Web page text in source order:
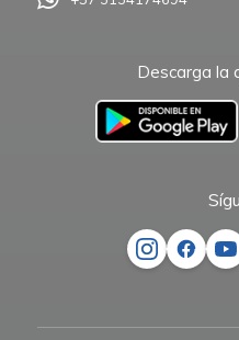
Descarga la